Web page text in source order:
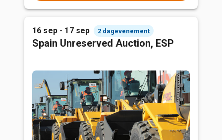
16 sep - 17 sep 2 dagevenement
Spain Unreserved Auction, ESP